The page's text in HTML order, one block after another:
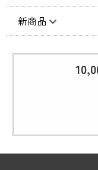
新商品